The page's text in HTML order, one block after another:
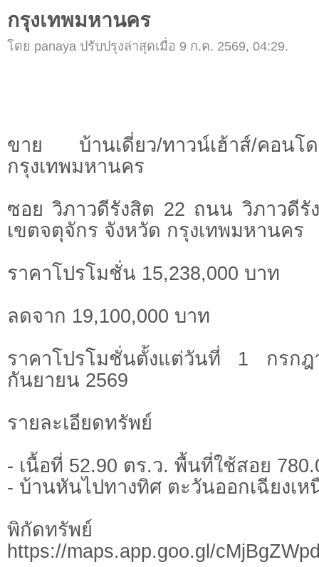
กรุงเทพมหานคร
โดย panaya ปรับปรุงล่าสุดเมื่อ 9 ก.ค. 2569, 04:29.
ขาย บ้านเดี่ยว/ทาวน์เฮ้าส์/คอน
กรุงเทพมหานคร
ซอย วิภาวดีรังสิต 22 ถนน วิภาวดีรั
เขตจตุจักร จังหวัด กรุงเทพมหานคร
ราคาโปรโมชั่น 15,238,000 บาท
ลดจาก 19,100,000 บาท
ราคาโปรโมชั่นตั้งแต่วันที่ 1 กร
กันยายน 2569
รายละเอียดทรัพย์
- เนื้อที่ 52.90 ตร.ว. พื้นที่ใช้สอย
- บ้านหันไปทางทิศ ตะวันออกเฉียงเห
พิกัดทรั
https://maps.app.goo.gl/